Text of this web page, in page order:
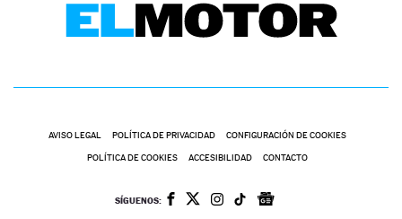
AVISO LEGAL POLÍTICA DE PRIVACIDAD CONFIGURACIÓN DE COOKIES
POLÍTICA DE COOKIES ACCESIBILIDAD CONTACTO
SÍGUENOS: